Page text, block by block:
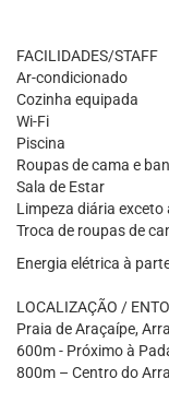
FACILIDADES/STAFF
Ar-condicionado
Cozinha equipada
Wi-Fi
Piscina
Roupas de cama e
Sala de Estar
Limpeza diária
Troca de roupas de
Energia elétrica à
LOCALIZAÇÃO /
Praia de Araçaípe,
600m - Próximo à
800m – Centro do